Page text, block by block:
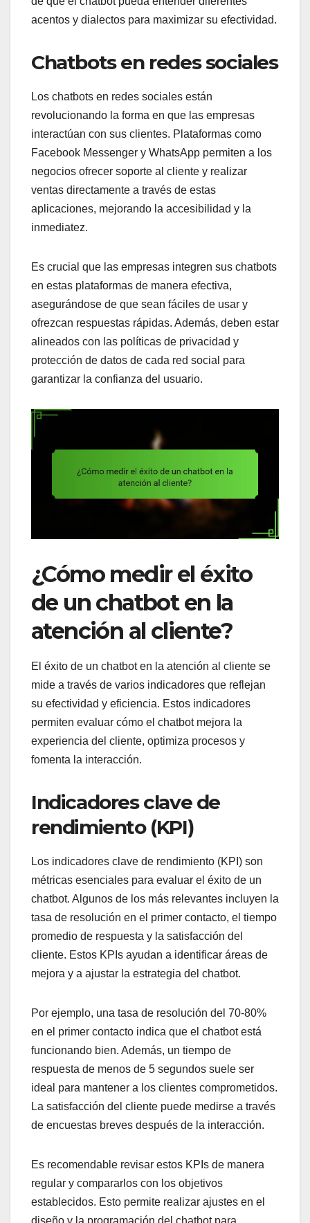
acentos y dialectos para maximizar su efectividad.
Chatbots en redes sociales
Los chatbots en redes sociales están
revolucionando la forma en que las empresas
interactúan con sus clientes. Plataformas como
Facebook Messenger y WhatsApp permiten a los
negocios ofrecer soporte al cliente y realizar
ventas directamente a través de estas
aplicaciones, mejorando la accesibilidad y la
inmediatez.
Es crucial que las empresas integren sus chatbots
en estas plataformas de manera efectiva,
asegurándose de que sean fáciles de usar y
ofrezcan respuestas rápidas. Además, deben estar
alineados con las políticas de privacidad y
protección de datos de cada red social para
garantizar la confianza del usuario.
¿Cómo medir el éxito
de un chatbot en la
atención al cliente?
El éxito de un chatbot en la atención al cliente se
mide a través de varios indicadores que reflejan
su efectividad y eficiencia. Estos indicadores
permiten evaluar cómo el chatbot mejora la
experiencia del cliente, optimiza procesos y
fomenta la interacción.
Indicadores clave de
rendimiento (KPI)
Los indicadores clave de rendimiento (KPI) son
métricas esenciales para evaluar el éxito de un
chatbot. Algunos de los más relevantes incluyen la
tasa de resolución en el primer contacto, el tiempo
promedio de respuesta y la satisfacción del
cliente. Estos KPIs ayudan a identificar áreas de
mejora y a ajustar la estrategia del chatbot.
Por ejemplo, una tasa de resolución del 70-80%
en el primer contacto indica que el chatbot está
funcionando bien. Además, un tiempo de
respuesta de menos de 5 segundos suele ser
ideal para mantener a los clientes comprometidos.
La satisfacción del cliente puede medirse a través
de encuestas breves después de la interacción.
Es recomendable revisar estos KPIs de manera
regular y compararlos con los objetivos
establecidos. Esto permite realizar ajustes en el